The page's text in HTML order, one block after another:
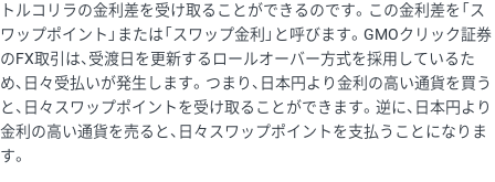
トルコリラの金利差を受け取ることができるのです。この金利差を「ス
ワップポイント」または「スワップ金利」と呼びます。GMOクリック証券
のFX取引は、受渡日を更新するロールオーバー方式を採用しているた
め、日々受払いが発生します。つまり、日本円より金利の高い通貨を買う
と、日々スワップポイントを受け取ることができます。逆に、日本円より
金利の高い通貨を売ると、日々スワップポイントを支払うことになりま
す。